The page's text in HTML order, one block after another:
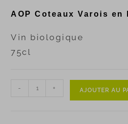
AOP Coteaux Varois en
Vin biologique
75cl
- + AJOUTER AU